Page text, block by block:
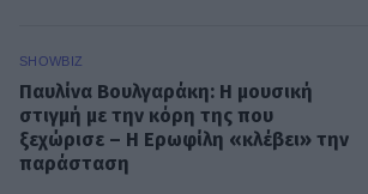
SHOWBIZ
Παυλίνα Βουλγαράκη: Η μουσική
στιγμή με την κόρη της που
ξεχώρισε – Η Ερωφίλη «κλέβει» την
παράσταση